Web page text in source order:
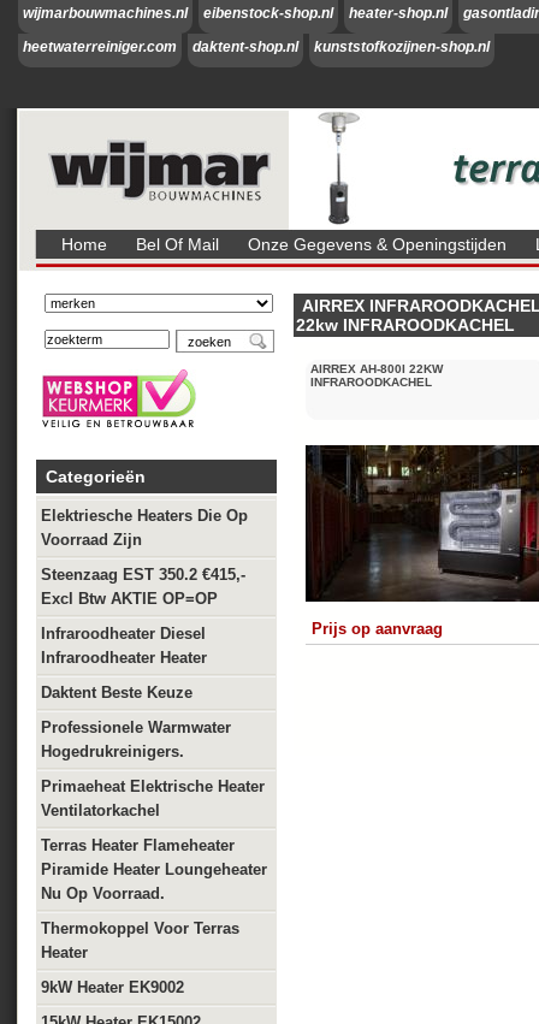
wijmarbouwmachines.nl eibenstock-shop.nl heater-shop.nl
heetwaterreiniger.com
daktent-shop.nl kunststofkozijnen-shop.nl
Home Bel Of Mail Onze Gegevens & Openingstijden
Categorieën
Elektriesche Heaters Die Op
Voorraad Zijn
Steenzaag EST 350.2 €415,-
Excl Btw AKTIE OP=OP
Infraroodheater Diesel
Infraroodheater Heater
Daktent Beste Keuze
Professionele Warmwater
Hogedrukreinigers.
Primaeheat Elektrische Heater
Ventilatorkachel
Terras Heater Flameheater
Piramide Heater Loungeheater
Nu Op Voorraad.
Thermokoppel Voor Terras
Heater
9kW Heater EK9002
AIRREX
22kw INFRAROODKACHEL
AIRREX AH-800I 22KW
INFRAROODKACHEL
Prijs op aanvraag